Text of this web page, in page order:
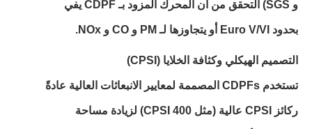
و SGS) التحقق من أن المحرك المزود بـ CDPF يفي
بحدود Euro V/VI أو يتجاوزها لـ PM و CO و NOx.
التصميم الهيكلي وكثافة الخلايا (CPSI)
تستخدم CDPFs المصممة لمعايير الانبعاثات العالية عادةً
ركائز CPSI عالية (مثل 400 CPSI) لزيادة مساحة